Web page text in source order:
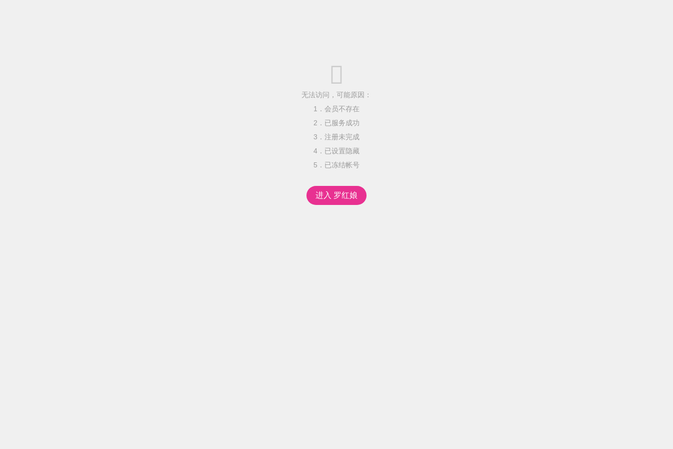

无法访问，可能原因：
1．会员不存在
2．已服务成功
3．注册未完成
4．已设置隐藏
5．已冻结帐号
进入 罗红娘